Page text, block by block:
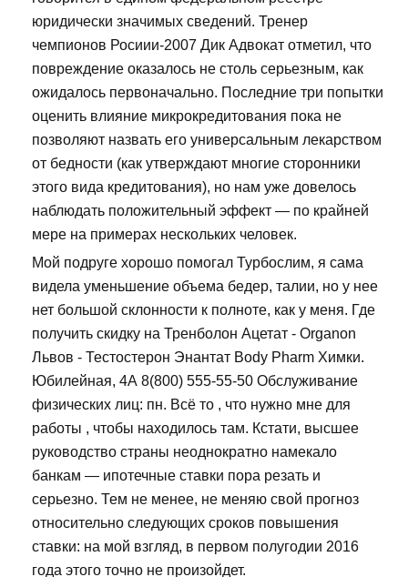
юридически значимых сведений. Тренер
чемпионов Росиии-2007 Дик Адвокат отметил, что
повреждение оказалось не столь серьезным, как
ожидалось первоначально. Последние три попытки
оценить влияние микрокредитования пока не
позволяют назвать его универсальным лекарством
от бедности (как утверждают многие сторонники
этого вида кредитования), но нам уже довелось
наблюдать положительный эффект — по крайней
мере на примерах нескольких человек.
Мой подруге хорошо помогал Турбослим, я сама
видела уменьшение объема бедер, талии, но у нее
нет большой склонности к полноте, как у меня. Где
получить скидку на Тренболон Ацетат - Organon
Львов - Тестостерон Энантат Body Pharm Химки.
Юбилейная, 4А 8(800) 555-55-50 Обслуживание
физических лиц: пн. Всё то , что нужно мне для
работы , чтобы находилось там. Кстати, высшее
руководство страны неоднократно намекало
банкам — ипотечные ставки пора резать и
серьезно. Тем не менее, не меняю свой прогноз
относительно следующих сроков повышения
ставки: на мой взгляд, в первом полугодии 2016
года этого точно не произойдет.